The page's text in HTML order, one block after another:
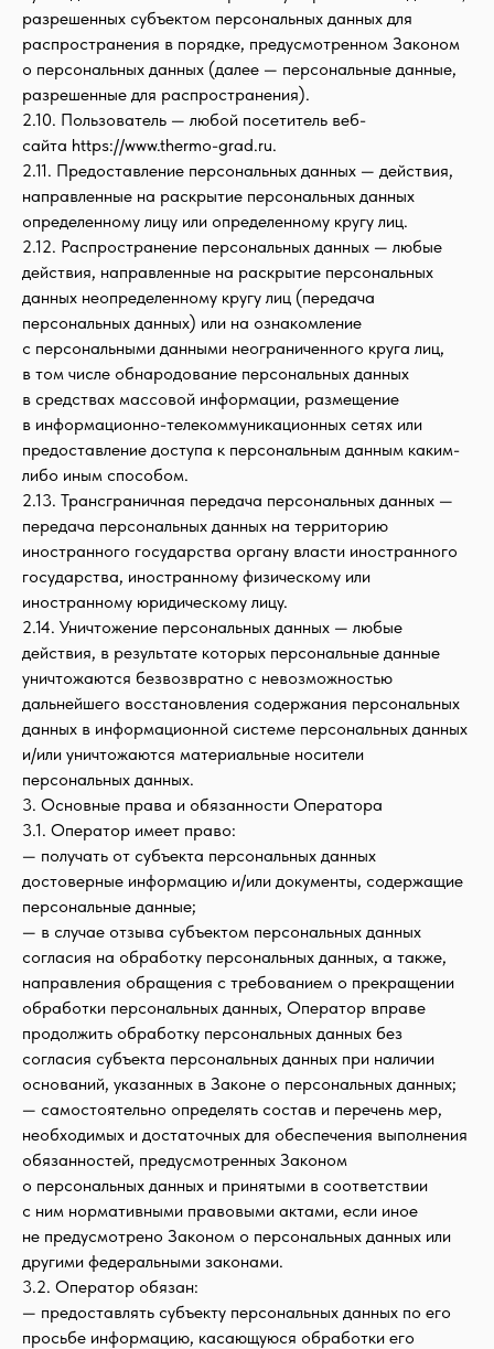
разрешенных субъектом персональных данных для
распространения в порядке, предусмотренном Законом
о персональных данных (далее — персональные данные,
разрешенные для распространения).
2.10. Пользователь — любой посетитель веб-
сайта https://www.thermo-grad.ru.
2.11. Предоставление персональных данных — действия,
направленные на раскрытие персональных данных
определенному лицу или определенному кругу лиц.
2.12. Распространение персональных данных — любые
действия, направленные на раскрытие персональных
данных неопределенному кругу лиц (передача
персональных данных) или на ознакомление
с персональными данными неограниченного круга лиц,
в том числе обнародование персональных данных
в средствах массовой информации, размещение
в информационно-телекоммуникационных сетях или
предоставление доступа к персональным данным каким-
либо иным способом.
2.13. Трансграничная передача персональных данных —
передача персональных данных на территорию
иностранного государства органу власти иностранного
государства, иностранному физическому или
иностранному юридическому лицу.
2.14. Уничтожение персональных данных — любые
действия, в результате которых персональные данные
уничтожаются безвозвратно с невозможностью
дальнейшего восстановления содержания персональных
данных в информационной системе персональных данных
и/или уничтожаются материальные носители
персональных данных.
3. Основные права и обязанности Оператора
3.1. Оператор имеет право:
— получать от субъекта персональных данных
достоверные информацию и/или документы, содержащие
персональные данные;
— в случае отзыва субъектом персональных данных
согласия на обработку персональных данных, а также,
направления обращения с требованием о прекращении
обработки персональных данных, Оператор вправе
продолжить обработку персональных данных без
согласия субъекта персональных данных при наличии
оснований, указанных в Законе о персональных данных;
— самостоятельно определять состав и перечень мер,
необходимых и достаточных для обеспечения выполнения
обязанностей, предусмотренных Законом
о персональных данных и принятыми в соответствии
с ним нормативными правовыми актами, если иное
не предусмотрено Законом о персональных данных или
другими федеральными законами.
3.2. Оператор обязан:
— предоставлять субъекту персональных данных по его
просьбе информацию, касающуюся обработки его